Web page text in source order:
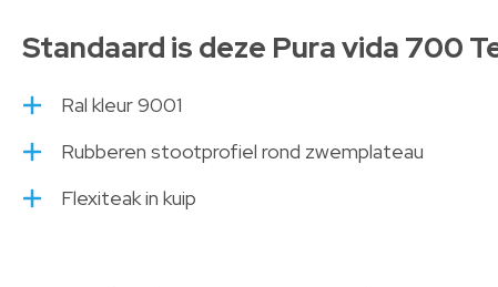
Standaard is deze Pura vida 700
Ral kleur 9001
Rubberen stootprofiel rond zwemplateau
Flexiteak in kuip